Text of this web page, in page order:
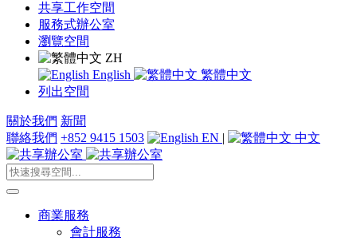
共享工作空間
服務式辦公室
瀏覽空間
ZH
English
繁體中文
列出空間
關於我們 新聞
聯絡我們 +852 9415 1503 EN | 中文
商業服務
會計服務